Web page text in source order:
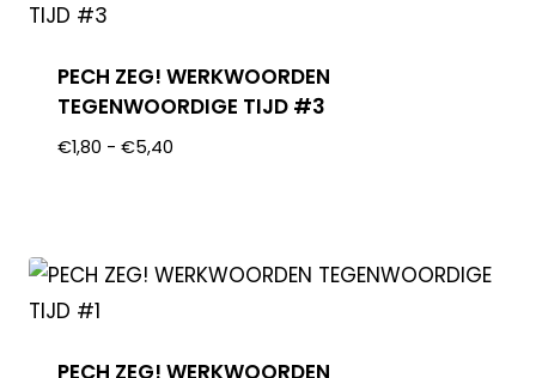
PECH ZEG! WERKWOORDEN
TEGENWOORDIGE TIJD #3
€1,80 - €5,40
PECH ZEG! WERKWOORDEN